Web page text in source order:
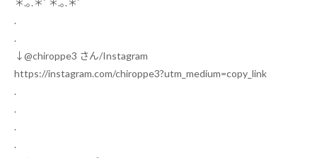
＊.｡. ＊ﾟ＊.｡. ＊ﾟ
.
.
↓@chiroppe3 さん/Instagram
https://instagram.com/chiroppe3?utm_medium=copy_link
.
.
.
.